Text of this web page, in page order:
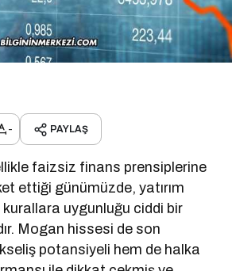
- PAYLAŞ
faizsiz finans prensiplerine
ettiği günümüzde, yatırım
kurallara uygunluğu ciddi bir
Mogan hissesi de son
potansiyeli hem de halka